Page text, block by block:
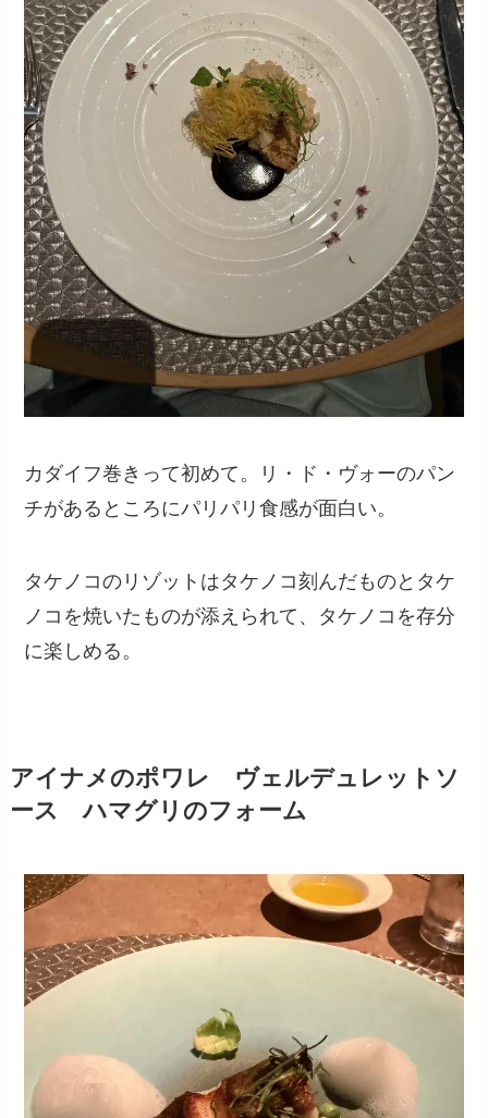
カダイフ巻きって初めて。リ・ド・ヴォーのパン
チがあるところにパリパリ食感が面白い。
タケノコのリゾットはタケノコ刻んだものとタケ
ノコを焼いたものが添えられて、タケノコを存分
に楽しめる。
アイナメのポワレ ヴェルデュレットソ
ース ハマグリのフォーム